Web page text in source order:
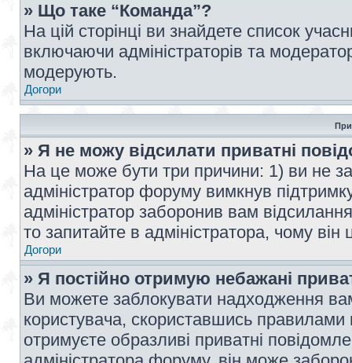
» Що таке “Команда”?
На цій сторінці ви знайдете список
включаючи адміністраторів та
модерують.
Догори
» Я не можу відсилати приватні
На це може бути три причини: 1) ви не
адміністратор форуму вимкнув
адміністратор заборонив вам
то запитайте в адміністратора, чому він
Догори
» Я постійно отримую небажані
Ви можете заблокувати надходження
користувача, скориставшись
отримуєте образливі приватні